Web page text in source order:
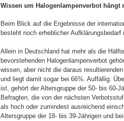
Wissen um Halogenlampenverbot
Beim Blick auf die Ergebnisse der
besteht noch erheblicher
Allein in Deutschland hat mehr als die
bevorstehenden Halogenlampenverbot
wissen, aber nicht die daraus
und liegt damit sogar bei 66%. Auffällig:
ist, gehört der Altersgruppe der 50- bis 60-
Befragten, die von der nächsten
als hoch oder zumindest ausreichend
Altersgruppe der 18- bis 39-Jährigen und